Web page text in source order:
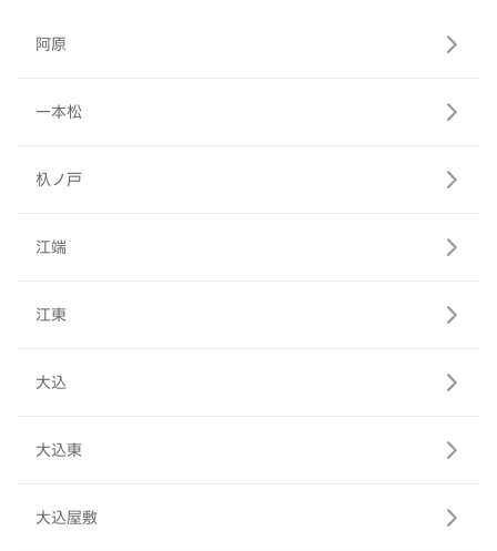
阿原
一本松
杁ノ戸
江端
江東
大込
大込東
大込屋敷